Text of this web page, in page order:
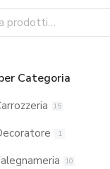
Categoria
15
1
10